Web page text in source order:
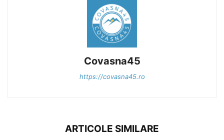
Covasna45
https://covasna45.ro
ARTICOLE SIMILARE